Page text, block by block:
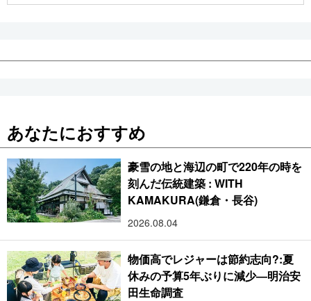
あなたにおすすめ
豪雪の地と海辺の町で220年の時を
刻んだ伝統建築 : WITH
KAMAKURA(鎌倉・長谷)
2026.08.04
物価高でレジャーは節約志向?:夏
休みの予算5年ぶりに減少―明治安
田生命調査